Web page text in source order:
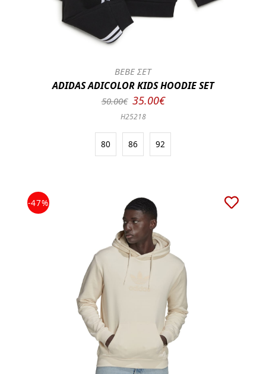
BEBE ΣΕΤ
ADIDAS ADICOLOR KIDS HOODIE SET
50.00€ 35.00€
H25218
80 86 92
-47%